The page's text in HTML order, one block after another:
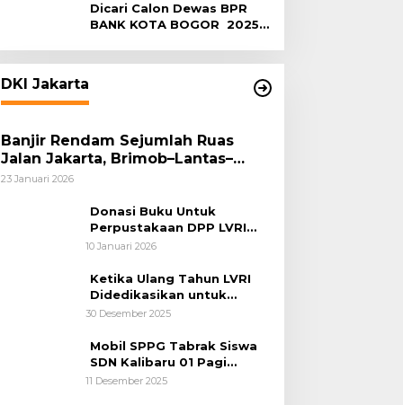
Dicari Calon Dewas BPR
BANK KOTA BOGOR 2025-
DKI Jakarta
Banjir Rendam Sejumlah Ruas
Jalan Jakarta, Brimob–Lantas–
Polair PMJ Bergerak Cepat, Polri
23 Januari 2026
Donasi Buku Untuk
Perpustakaan DPP LVRI
Terus Mengalir
10 Januari 2026
Ketika Ulang Tahun LVRI
Didedikasikan untuk
Kemanusiaan
30 Desember 2025
Mobil SPPG Tabrak Siswa
SDN Kalibaru 01 Pagi
Cilincing Jakarta Utara
11 Desember 2025